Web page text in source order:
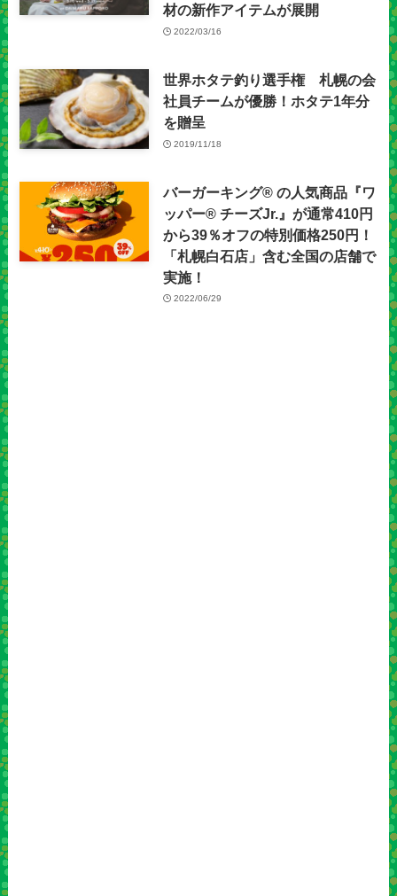
材の新作アイテムが展開
2022/03/16
世界ホタテ釣り選手権 札幌の会
社員チームが優勝！ホタテ1年分
を贈呈
2019/11/18
バーガーキング® の人気商品『ワ
ッパー® チーズJr.』が通常410円
から39％オフの特別価格250円！
「札幌白石店」含む全国の店舗で
実施！
2022/06/29